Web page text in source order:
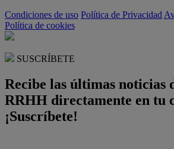
Condiciones de uso Política de Privacidad
Política de cookies
SUSCRÍBETE
Recibe las últimas noticias
RRHH directamente en tu
¡Suscríbete!